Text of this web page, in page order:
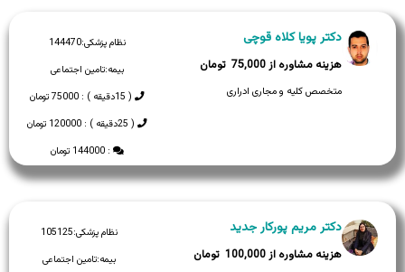
نظام پزشکی:144470
بیمه:تامین اجتماعی
( 15دقیقه ) : 75000 تومان
( 25دقیقه ) : 120000 تومان
: 144000 تومان
دکتر پویا کلاه قوچی
75,000
متخصص کلیه و مجاری ادراری
نظام پزشکی:105125
بیمه:تامین اجتماعی
دکتر مریم پورکار جدید
100,000